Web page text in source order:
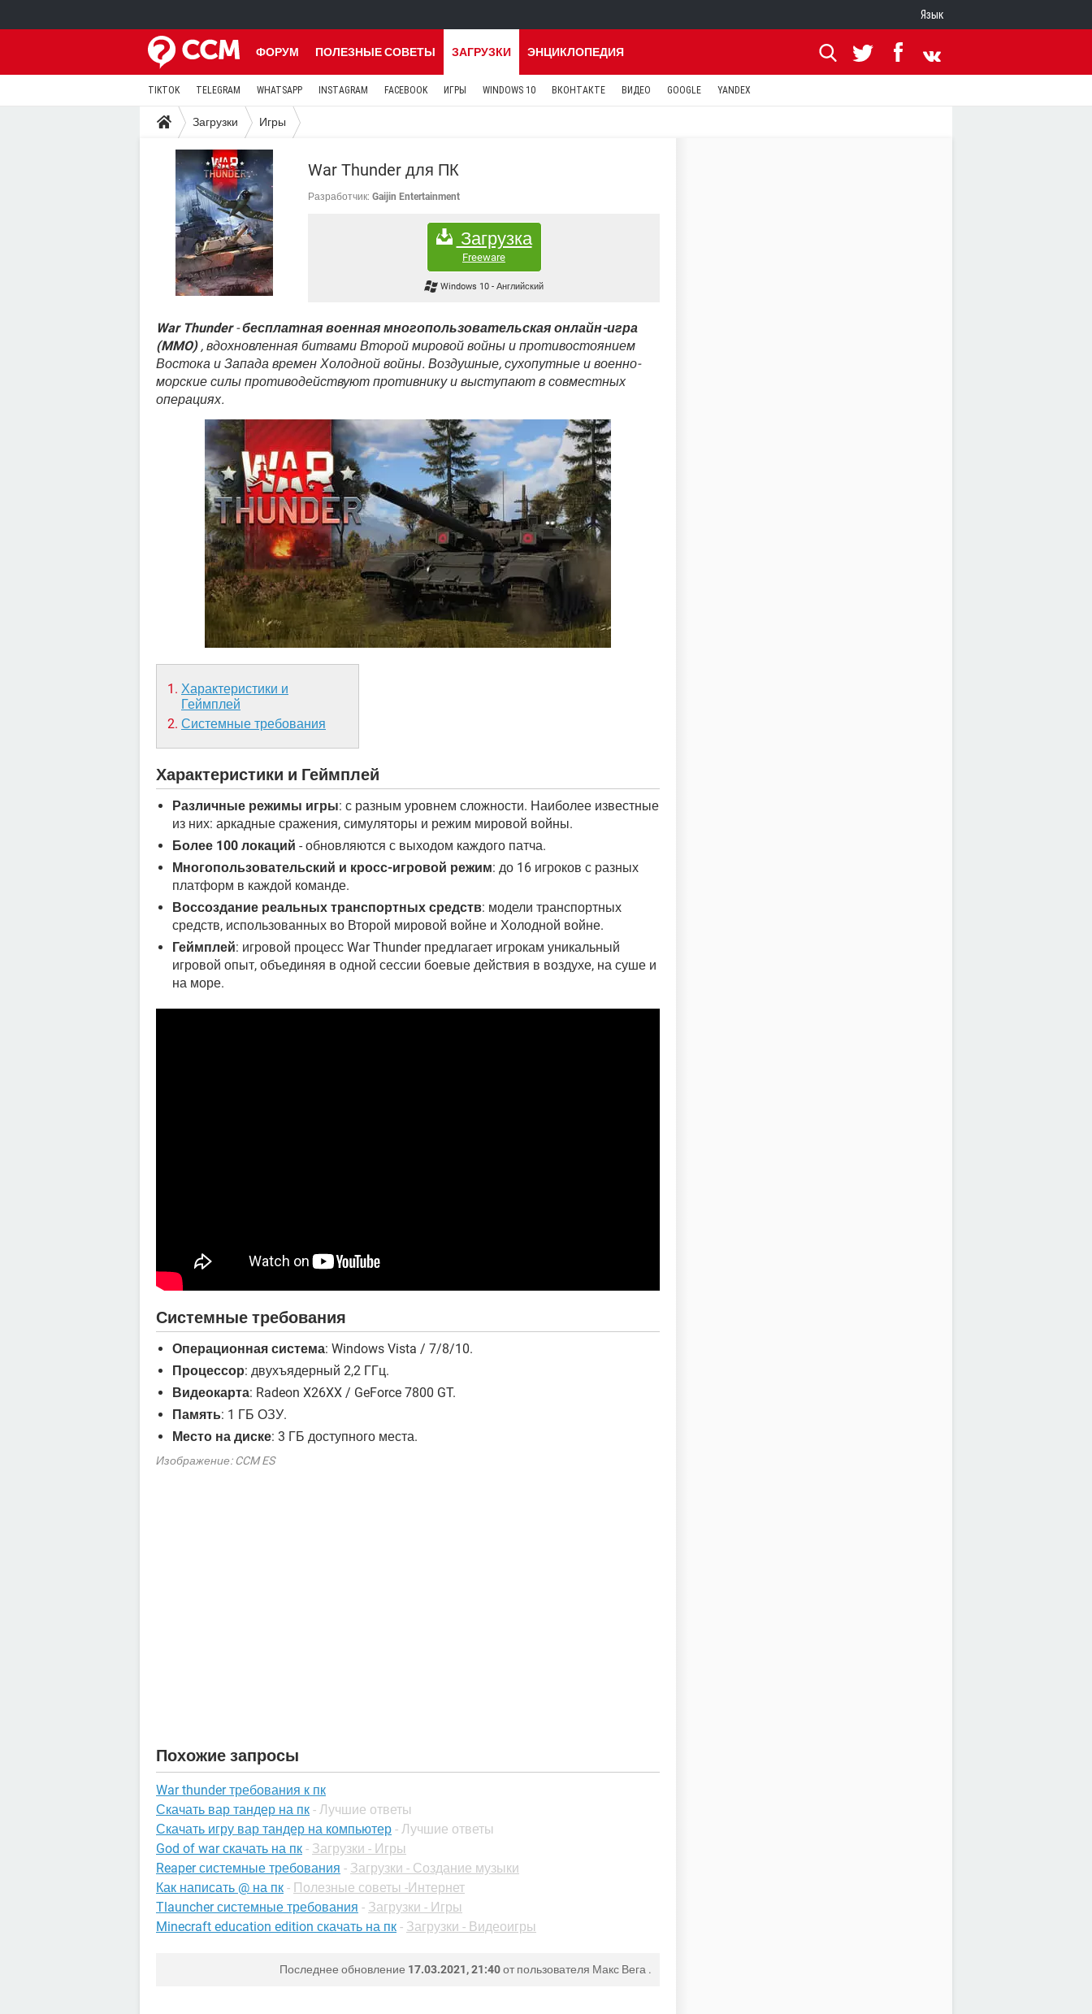
Язык
ФОРУМ ПОЛЕЗНЫЕ СОВЕТЫ ЗАГРУЗКИ ЭНЦИКЛОПЕДИЯ
TIKTOK TELEGRAM WHATSAPP INSTAGRAM FACEBOOK ИГРЫ WINDOWS 10 ВКОНТАКТЕ ВИДЕО GOOGLE YANDEX
Загрузки Игры
War Thunder для ПК
Разработчик: Gaijin Entertainment
Загрузка
Freeware
Windows 10-Английский
War Thunder-бесплатная военная многопользовательская онлайн-игра
(MMO), вдохновленная битвами Второй мировой войны и противостоянием
Востока и Запада времен Холодной войны. Воздушные, сухопутные и военно-
морские силы противодействуют противнику и выступают в совместных
операциях.
Характеристики и
Геймплей
Системные требования
Характеристики и Геймплей
Различные режимы игры: с разным уровнем сложности. Наиболее известные
из них: аркадные сражения, симуляторы и режим мировой войны.
Более 100 локаций - обновляются с выходом каждого патча.
Многопользовательский и кросс-игровой режим: до 16 игроков с разных
платформ в каждой команде.
Воссоздание реальных транспортных средств: модели транспортных
средств, использованных во Второй мировой войне и Холодной войне.
Геймплей: игровой процесс War Thunder предлагает игрокам уникальный
игровой опыт, объединяя в одной сессии боевые действия в воздухе, на суше и
на море.
Системные требования
Операционная система: Windows Vista / 7/8/10.
Процессор: двухъядерный 2,2 ГГц.
Видеокарта: Radeon X26XX / GeForce 7800 GT.
Память: 1 ГБ ОЗУ.
Место на диске: 3 ГБ доступного места.
Изображение: CCM ES
Похожие запросы
War thunder требования к пк
Скачать вар тандер на пк - Лучшие ответы
Скачать игру вар тандер на компьютер - Лучшие ответы
God of war скачать на пк - Загрузки - Игры
Reaper системные требования - Загрузки - Создание музыки
Как написать @ на пк - Полезные советы -Интернет
Tlauncher системные требования - Загрузки - Игры
Minecraft education edition скачать на пк - Загрузки - Видеоигры
Последнее обновление 17.03.2021, 21:40от пользователя Макс Вега .